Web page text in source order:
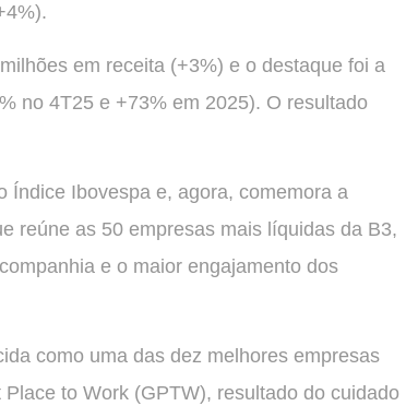
em receita (+3%) e o destaque foi a
no 4T25 e +73% em 2025). O resultado
Índice Ibovespa e, agora, comemora a
reúne as 50 empresas mais líquidas da B3,
e o maior engajamento dos
como uma das dez melhores empresas
to Work (GPTW), resultado do cuidado